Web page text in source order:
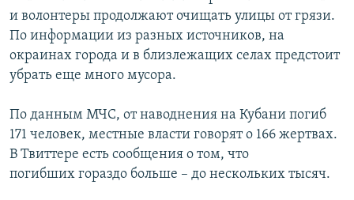
и волонтеры продолжают очищать улицы от грязи.
По информации из разных источников, на
окраинах города и в близлежащих селах предстоит
убрать еще много мусора.
По данным МЧС, от наводнения на Кубани погиб
171 человек, местные власти говорят о 166 жертвах.
В Твиттере есть сообщения о том, что
погибших гораздо больше – до нескольких тысяч.